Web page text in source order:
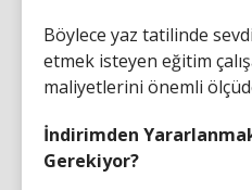
Böylece yaz tatilinde
etmek isteyen eğitim
maliyetlerini önemli
İndirimden
Gerekiyor?